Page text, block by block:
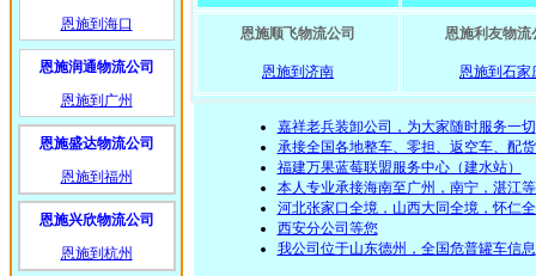
恩施到海口
恩施润通物流公司
恩施到广州
恩施盛达物流公司
恩施到福州
恩施兴欣物流公司
恩施到杭州
恩施顺飞物流公司
恩施到济南
恩施利友物流
恩施到石家
嘉祥老兵装卸公司，为大家随时服务一切
承接全国各地整车、零担、返空车、配
福建万果蓝莓联盟服务中心（建水站）
本人专业承接海南至广州，南宁，湛江
河北张家口全境，山西大同全境，怀仁
​西安分公司等您
我公司位于山东德州，全国危普罐车信息